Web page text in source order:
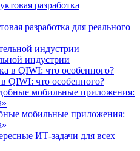
разработка для реального
индустрии
QIWI: что особенного?
мобильные приложения: